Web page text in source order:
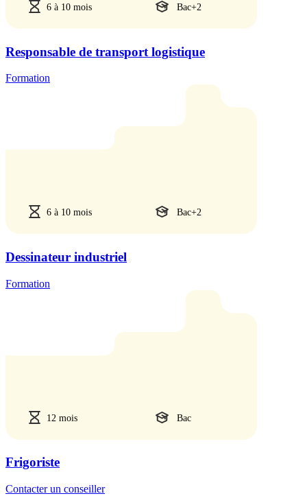
6 à 10 mois Bac+2
Responsable de transport logistique
Formation
6 à 10 mois Bac+2
Dessinateur industriel
Formation
12 mois Bac
Frigoriste
Contacter un conseiller